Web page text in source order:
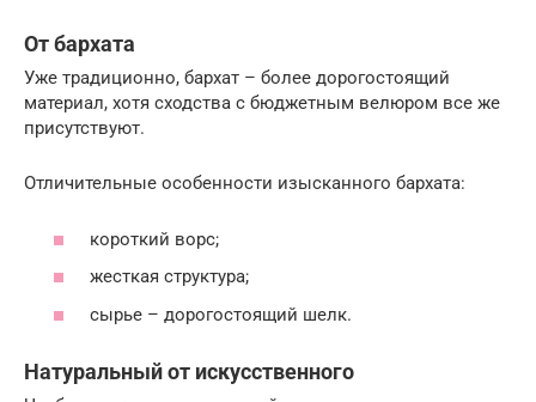
От бархата
Уже традиционно, бархат – более дорогостоящий
материал, хотя сходства с бюджетным велюром все же
присутствуют.
Отличительные особенности изысканного бархата:
короткий ворс;
жесткая структура;
сырье – дорогостоящий шелк.
Натуральный от искусственного